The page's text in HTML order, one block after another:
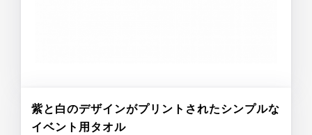
紫と白のデザインがプリントされたシンプルな
イベント用タオル